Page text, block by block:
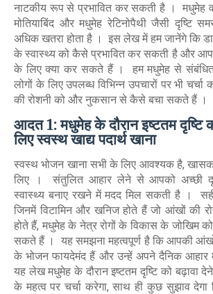
नाटकीय रूप से प्रभावित कर सकती है । मधुमेह
मोतियाबिंद और मधुमेह रेटिनोपैथी जैसी दृष्टि
अधिक खतरा होता है । इस लेख में हम जानेंगे कि
के स्वास्थ्य को कैसे प्रभावित कर सकती है और आप
के लिए क्या कर सकते हैं । हम मधुमेह से संबंधित
लोगों के लिए उपलब्ध विभिन्न उपचारों पर भी
की रोशनी को और नुकसान से कैसे बचा सकते हैं ।
आदत 1: मधुमेह के दौरान इष्टतम दृष्टि
लिए स्वस्थ खाद्य पदार्थ खाना
स्वस्थ भोजन खाना सभी के लिए आवश्यक है,
लिए । संतुलित आहार लेने से आपको अच्छी
स्वास्थ्य बनाए रखने में मदद मिल सकती है ।
जिनमें विटामिन और खनिज होते हैं जो आंखों की
होते हैं, मधुमेह के नेत्र रोगों के विकास के जोखिम
सकते हैं । यह समझना महत्वपूर्ण है कि आपकी
के भोजन फायदेमंद हैं और उन्हें अपने दैनिक
यह लेख मधुमेह के दौरान इष्टतम दृष्टि को बढ़ावा
के महत्व पर चर्चा करेगा, साथ ही कुछ सुझाव देगा